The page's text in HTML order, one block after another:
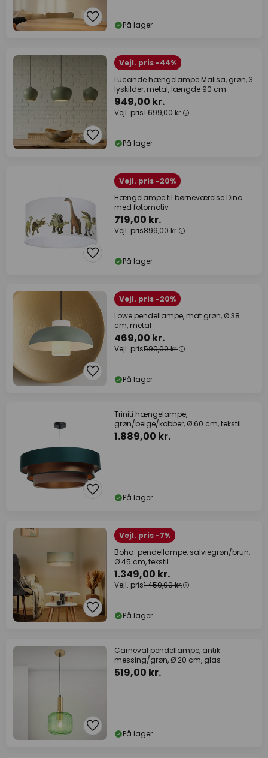
På lager
Vejl. pris -44%
Lucande hængelampe Malisa, grøn, 3
lyskilder, metal, længde 90 cm
949,00 kr.
Vejl. pris1.699,00 kr.
På lager
Vejl. pris -20%
Hængelampe til børneværelse Dino
med fotomotiv
719,00 kr.
Vejl. pris899,00 kr.
På lager
Vejl. pris -20%
Lowe pendellampe, mat grøn, Ø 38
cm, metal
469,00 kr.
Vejl. pris590,00 kr.
På lager
Triniti hængelampe,
grøn/beige/kobber, Ø 60 cm, tekstil
1.889,00 kr.
På lager
Vejl. pris -7%
Boho-pendellampe, salviegrøn/brun,
Ø 45 cm, tekstil
1.349,00 kr.
Vejl. pris1.459,00 kr.
På lager
Carneval pendellampe, antik
messing/grøn, Ø 20 cm, glas
519,00 kr.
På lager